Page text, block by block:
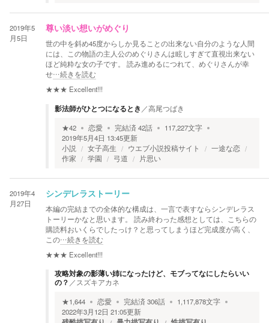
2019年5
月5日
尊い淡い想いがめぐり
世の中を斜め45度からしか見ることの出来ない自分のような人間
には、この物語の主人公のめぐりさんは眩しすぎて直視出来ない
ほど純粋な女の子です。 読み進めるにつれて、めぐりさんが幸
せ…続きを読む
★★★ Excellent!!!
影法師がひとつになるとき ／高尾つばき
★42 恋愛 完結済42話 117,227文字
2019年5月4日 13:45更新
小説
女子高生 ウエブ小説投稿サイト
一途な恋
作家
学園 弓道 片思い
2019年4
月27日
シンデレラストーリー
本編の完結までの全体的な構成は、一言で表すならシンデレラス
トーリーかなと思います。 読み終わった感想としては、こちらの
購読料おいくらでしたっけ？と思ってしまうほど完成度が高く、
この…続きを読む
★★★ Excellent!!!
攻略対象の影薄い姉になったけど、モブってなにしたらいい
の？ ／ スズキアカネ
★1,644 恋愛 完結済306話 1,117,878文字
2022年3月12日 21:05更新